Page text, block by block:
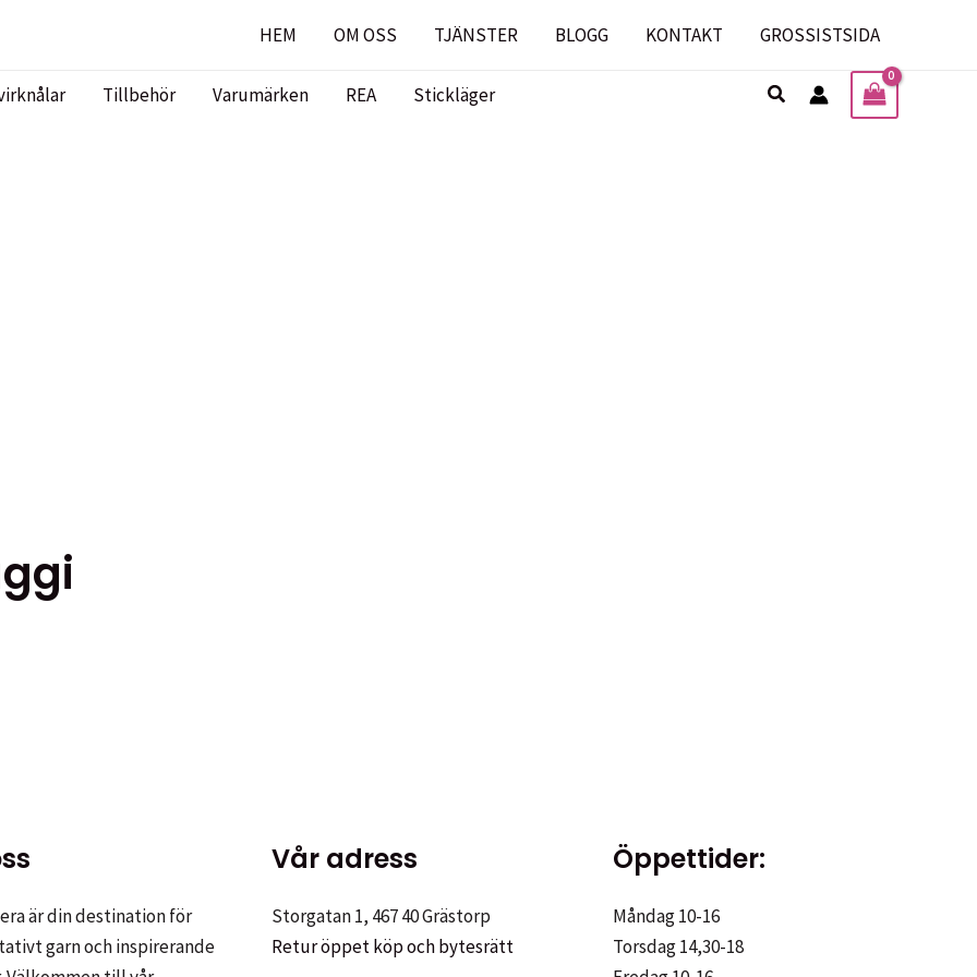
HEM OM OSS TJÄNSTER BLOGG KONTAKT GROSSISTSIDA
Tillbehör Varumärken REA Stickläger Sök
är din destination för
garn och inspirerande
Vår adress
Storgatan 1, 467 40 Grästorp
Retur öppet köp och bytesrätt
Öppettider:
Måndag 10-16
Torsdag 14,30-18